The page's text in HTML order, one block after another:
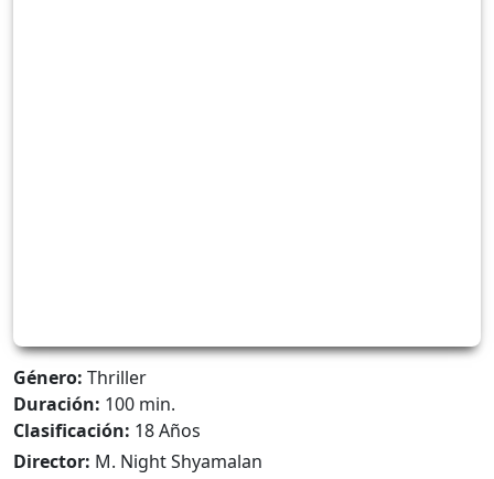
Género: Thriller
Duración: 100 min.
Clasificación: 18 Años
Director: M. Night Shyamalan